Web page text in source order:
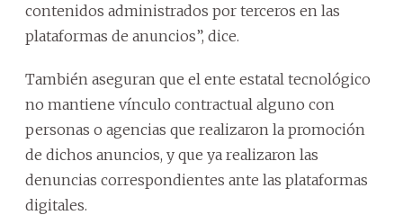
contenidos administrados por terceros en las
plataformas de anuncios”, dice.
También aseguran que el ente estatal tecnológico
no mantiene vínculo contractual alguno con
personas o agencias que realizaron la promoción
de dichos anuncios, y que ya realizaron las
denuncias correspondientes ante las plataformas
digitales.